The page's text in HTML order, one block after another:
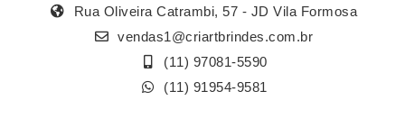
Rua Oliveira Catrambi, 57 - JD Vila Formosa
vendas1@criartbrindes.com.br
(11) 97081-5590
(11) 91954-9581